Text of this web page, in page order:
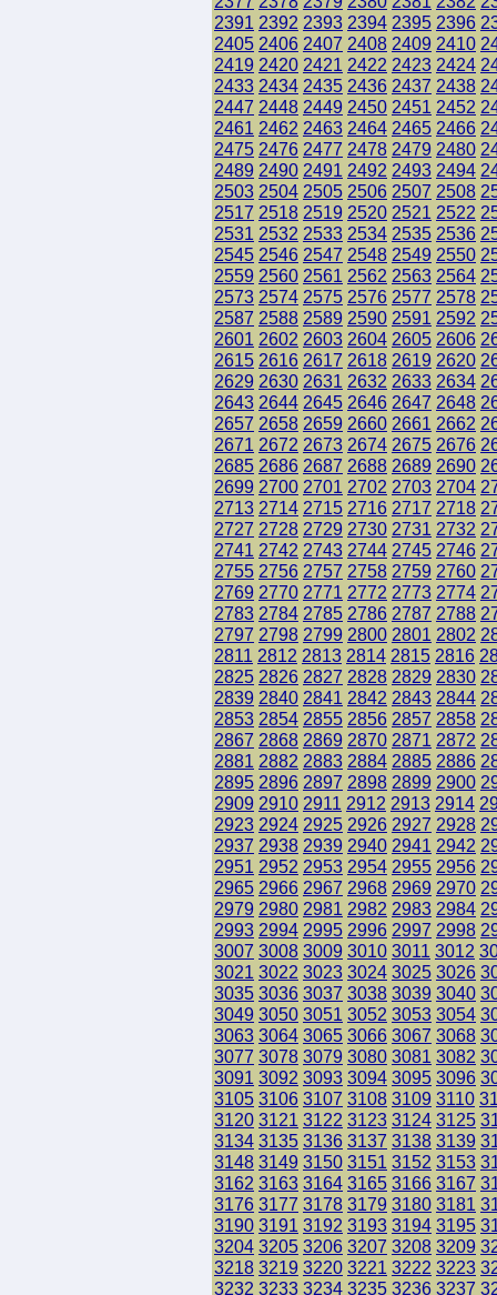
2391 2392 2393 2394 2395 2396
2405 2406 2407 2408 2409 2410
2419 2420 2421 2422 2423 2424
2433 2434 2435 2436 2437 2438
2447 2448 2449 2450 2451 2452
2461 2462 2463 2464 2465 2466
2475 2476 2477 2478 2479 2480
2489 2490 2491 2492 2493 2494
2503 2504 2505 2506 2507 2508
2517 2518 2519 2520 2521 2522
2531 2532 2533 2534 2535 2536
2545 2546 2547 2548 2549 2550
2559 2560 2561 2562 2563 2564
2573 2574 2575 2576 2577 2578
2587 2588 2589 2590 2591 2592
2601 2602 2603 2604 2605 2606
2615 2616 2617 2618 2619 2620
2629 2630 2631 2632 2633 2634
2643 2644 2645 2646 2647 2648
2657 2658 2659 2660 2661 2662
2671 2672 2673 2674 2675 2676
2685 2686 2687 2688 2689 2690
2699 2700 2701 2702 2703 2704
2713 2714 2715 2716 2717 2718
2727 2728 2729 2730 2731 2732
2741 2742 2743 2744 2745 2746
2755 2756 2757 2758 2759 2760
2769 2770 2771 2772 2773 2774
2783 2784 2785 2786 2787 2788
2797 2798 2799 2800 2801 2802
2811 2812 2813 2814 2815 2816
2825 2826 2827 2828 2829 2830
2839 2840 2841 2842 2843 2844
2853 2854 2855 2856 2857 2858
2867 2868 2869 2870 2871 2872
2881 2882 2883 2884 2885 2886
2895 2896 2897 2898 2899 2900
2909 2910 2911 2912 2913 2914
2923 2924 2925 2926 2927 2928
2937 2938 2939 2940 2941 2942
2951 2952 2953 2954 2955 2956
2965 2966 2967 2968 2969 2970
2979 2980 2981 2982 2983 2984
2993 2994 2995 2996 2997 2998
3007 3008 3009 3010 3011 3012
3021 3022 3023 3024 3025 3026
3035 3036 3037 3038 3039 3040
3049 3050 3051 3052 3053 3054
3063 3064 3065 3066 3067 3068
3077 3078 3079 3080 3081 3082
3091 3092 3093 3094 3095 3096
3105 3106 3107 3108 3109 3110
3120 3121 3122 3123 3124 3125
3134 3135 3136 3137 3138 3139
3148 3149 3150 3151 3152 3153
3162 3163 3164 3165 3166 3167
3176 3177 3178 3179 3180 3181
3190 3191 3192 3193 3194 3195
3204 3205 3206 3207 3208 3209
3218 3219 3220 3221 3222 3223
3232 3233 3234 3235 3236 3237